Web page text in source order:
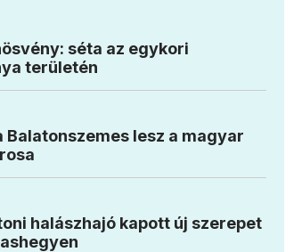
séta az egykori
területén
Balatonszemes lesz a magyar
halászhajó kapott új szerepet